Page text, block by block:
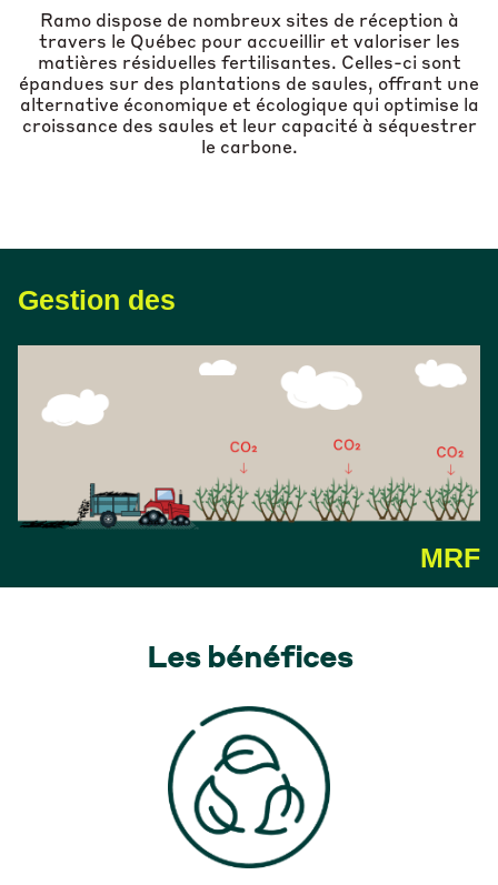
Ramo dispose de nombreux sites de réception à
travers le Québec pour accueillir et valoriser les
matières résiduelles fertilisantes. Celles-ci sont
épandues sur des plantations de saules, offrant une
alternative économique et écologique qui optimise la
croissance des saules et leur capacité à séquestrer
le carbone.
Gestion des
MRF
Les bénéfices